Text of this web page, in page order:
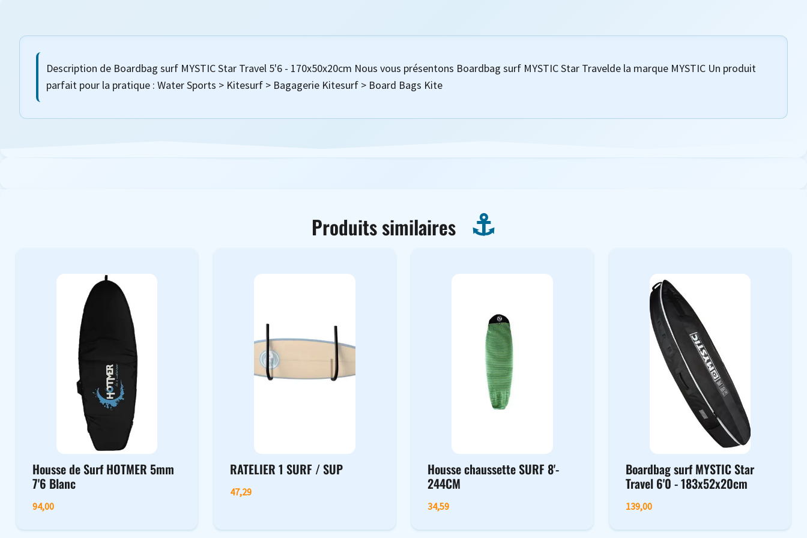
Description de Boardbag surf MYSTIC Star Travel 5'6 - 170x50x20cm Nous vous présentons Boardbag surf MYSTIC Star Travelde la marque MYSTIC Un produit
parfait pour la pratique : Water Sports > Kitesurf > Bagagerie Kitesurf > Board Bags Kite
Produits similaires
Housse de Surf HOTMER 5mm
7'6 Blanc
94,00
RATELIER 1 SURF / SUP
47,29
Housse chaussette SURF 8'-
244CM
34,59
Boardbag surf MYSTIC Star
Travel 6'0 - 183x52x20cm
139,00